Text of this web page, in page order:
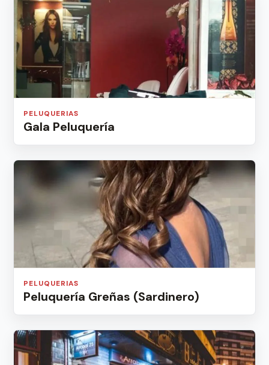
PELUQUERIAS
Gala Peluquería
PELUQUERIAS
Peluquería Greñas (Sardinero)